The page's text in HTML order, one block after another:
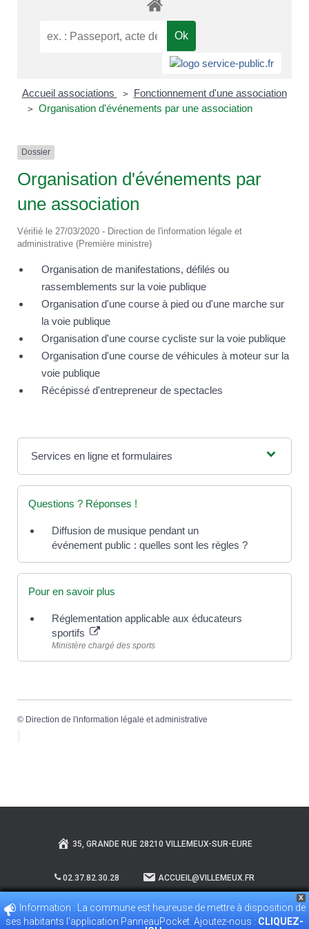
Accueil associations > Fonctionnement d'une association
> Organisation d'événements par une association
Dossier
Organisation d'événements par
une association
Vérifié le 27/03/2020 - Direction de l'information légale et
administrative (Première ministre)
Organisation de manifestations, défilés ou
rassemblements sur la voie publique
Organisation d'une course à pied ou d'une marche sur
la voie publique
Organisation d'une course cycliste sur la voie publique
Organisation d'une course de véhicules à moteur sur la
voie publique
Récépissé d'entrepreneur de spectacles
Services en ligne et formulaires
Questions ? Réponses !
Diffusion de musique pendant un
événement public : quelles sont les règles ?
Pour en savoir plus
Réglementation applicable aux éducateurs
sportifs
Ministère chargé des sports
© Direction de l'information légale et administrative
35, GRANDE RUE 28210 VILLEMEUX-SUR-EURE
02.37.82.30.28 ACCUEIL@VILLEMEUX.FR
POLITIQUE DE CONFIDENTIALITÉ
X
Information : La commune est heureuse de mettre à disposition de
ses habitants l’application PanneauPocket. Ajoutez-nous : CLIQUEZ-